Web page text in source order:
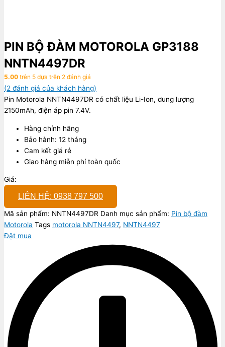
PIN BỘ ĐÀM MOTOROLA GP3188
NNTN4497DR
5.00 trên 5 dựa trên 2 đánh giá
(2 đánh giá của khách hàng)
Pin Motorola NNTN4497DR có chất liệu Li-Ion, dung lượng
2150mAh, điện áp pin 7.4V.
Hàng chính hãng
Bảo hành: 12 tháng
Cam kết giá rẻ
Giao hàng miễn phí toàn quốc
Giá:
LIÊN HỆ: 0938 797 500
Mã sản phẩm: NNTN4497DR Danh mục sản phẩm: Pin bộ đàm
Motorola Tags motorola NNTN4497, NNTN4497
Đặt mua